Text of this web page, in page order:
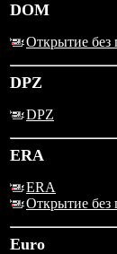
DOM
Открытие без
DPZ
DPZ
ERA
ERA
Открытие без
Euro